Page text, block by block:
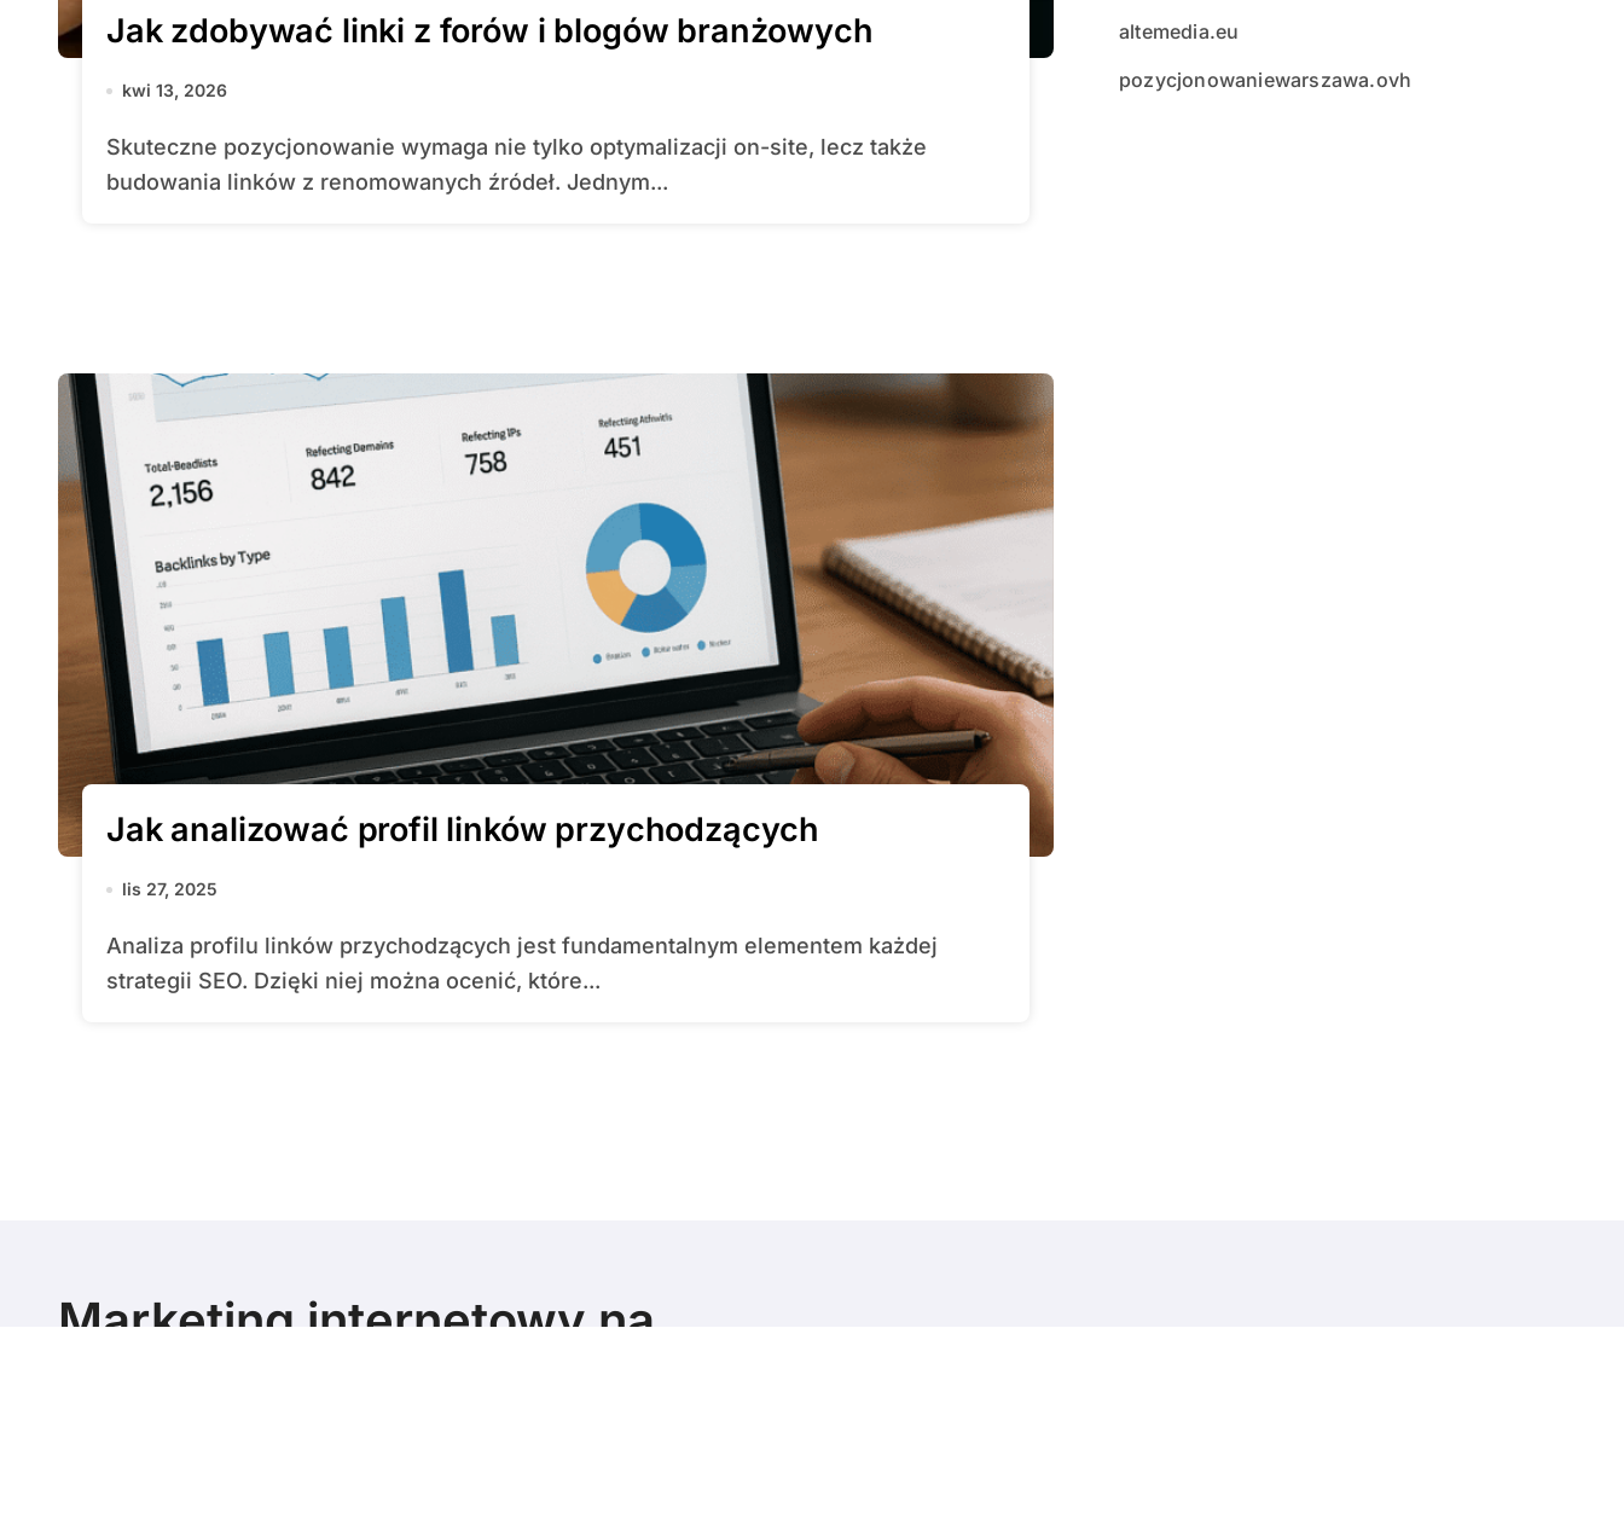
Jak zdobywać linki z forów i blogów branżowych
kwi 13, 2026
Skuteczne pozycjonowanie wymaga nie tylko optymalizacji on-site, lecz także
budowania linków z renomowanych źródeł. Jednym...
Jak analizować profil linków przychodzących
lis 27, 2025
Analiza profilu linków przychodzących jest fundamentalnym elementem każdej
strategii SEO. Dzięki niej można ocenić, które...
altemedia.eu
pozycjonowaniewarszawa.ovh
Marketing internetowy na